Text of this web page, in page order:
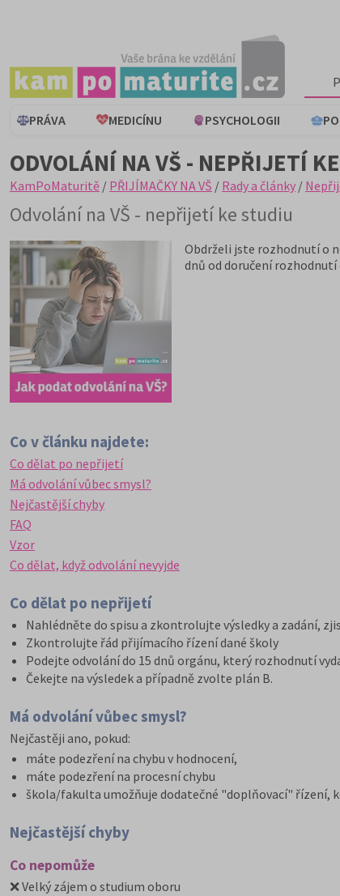
PRÁVA MEDICÍNU PSYCHOLOGII
ODVOLÁNÍ NA VŠ - NEPŘIJETÍ
KamPoMaturitě / PŘIJÍMAČKY NA VŠ / Rady a články /
Odvolání na VŠ - nepřijetí ke studiu
Obdrželi jste rozhodnutí o
dnů od doručení
Co v článku najdete:
Co dělat po nepřijetí
Má odvolání vůbec smysl?
Nejčastější chyby
FAQ
Vzor
Co dělat, když odvolání nevyjde
Co dělat po nepřijetí
Nahlédněte do spisu a zkontrolujte výsledky a zadání,
Zkontrolujte řád přijímacího řízení dané školy
Podejte odvolání do 15 dnů orgánu, který rozhodnutí
Čekejte na výsledek a případně zvolte plán B.
Má odvolání vůbec smysl?
Nejčastěji ano, pokud:
máte podezření na chybu v hodnocení,
máte podezření na procesní chybu
škola/fakulta umožňuje dodatečné "doplňovací" řízení,
Nejčastější chyby
Co nepomůže
❌ Velký zájem o studium oboru